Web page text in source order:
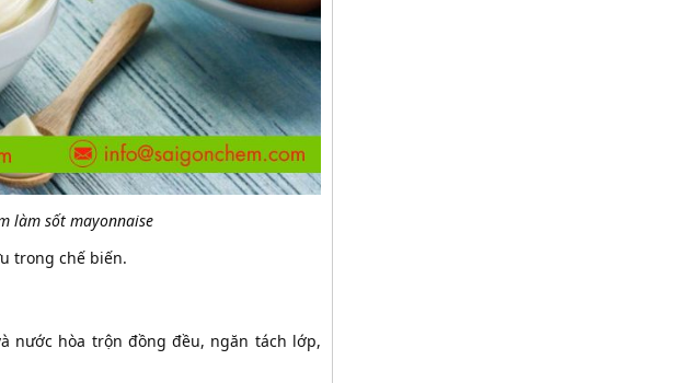
làm sốt mayonnaise
trong chế biến.
nước hòa trộn đồng đều, ngăn tách lớp,